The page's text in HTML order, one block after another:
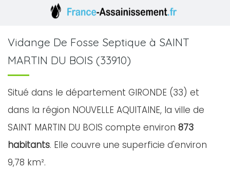
Vidange De Fosse Septique à SAINT
MARTIN DU BOIS (33910)
Situé dans le département GIRONDE (33) et
dans la région NOUVELLE AQUITAINE, la ville de
SAINT MARTIN DU BOIS compte environ 873
habitants. Elle couvre une superficie d'environ
9,78 km².